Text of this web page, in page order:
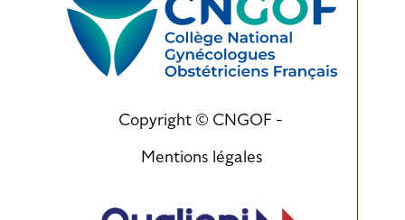
Copyright © CNGOF -
Mentions légales